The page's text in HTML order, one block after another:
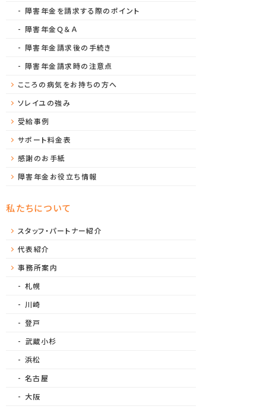
障害年金を請求する際のポイント
障害年金Ｑ＆Ａ
障害年金請求後の手続き
障害年金請求時の注意点
こころの病気をお持ちの方へ
ソレイユの強み
受給事例
サポート料金表
感謝のお手紙
障害年金お役立ち情報
私たちについて
スタッフ・パートナー紹介
代表紹介
事務所案内
札幌
川崎
登戸
武蔵小杉
浜松
名古屋
大阪